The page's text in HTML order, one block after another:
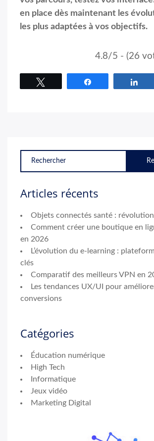
en place dès maintenant les
les plus adaptées à vos objectifs.
4.8/5 - (26
Articles récents
Objets connectés santé :
Comment créer une boutique en
en 2026
L’évolution du e-learning :
clés
Comparatif des meilleurs VPN en
Les tendances UX/UI pour
conversions
Catégories
Éducation numérique
High Tech
Informatique
Jeux vidéo
Marketing Digital